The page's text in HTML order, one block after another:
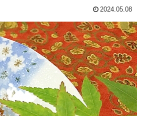
2024.05.08